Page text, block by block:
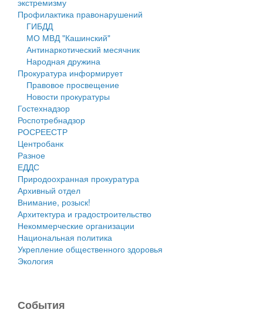
Нормативы градостроительного проектирования
Правила землепользования и застройки
Генеральные планы
Проекты планировки территории
Собрание депутатов
Городское поселение
Сельские поселения
Профилактика правонарушений
ГИБДД
МО МВД "Кашинский"
Антинаркотический месячник
Народная дружина
Прокуратура информирует
Правовое просвещение
Новости прокуратуры
Гостехнадзор
Роспотребнадзор
РОСРЕЕСТР
Центробанк
Разное
ЕДДС
Природоохранная прокуратура
Архивный отдел
Внимание, розыск!
Архитектура и градостроительство
Некоммерческие организации
Национальная политика
Укрепление общественного здоровья
Экология
События